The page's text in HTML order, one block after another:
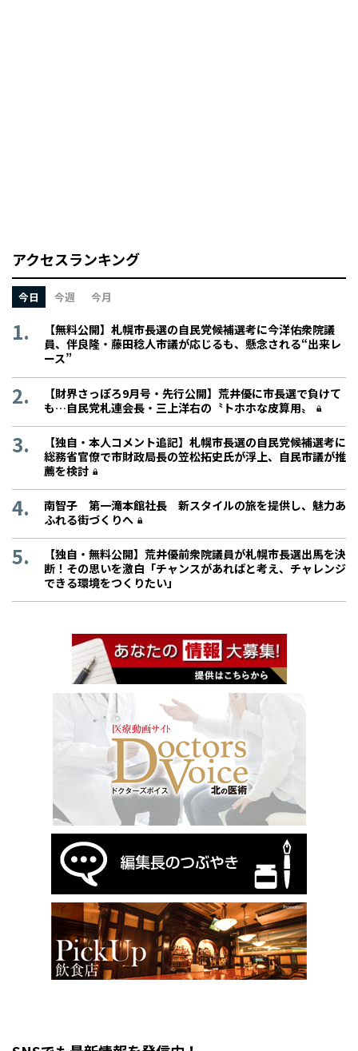
アクセスランキング
今日 今週 今月
【無料公開】札幌市長選の自民党候補選考に今洋佑衆院議
員、伴良隆・藤田稔人市議が応じるも、懸念される“出来レ
ース”
【財界さっぽろ9月号・先行公開】荒井優に市長選で負けて
も…自民党札連会長・三上洋右の〝トホホな皮算用〟
【独自・本人コメント追記】札幌市長選の自民党候補選考に
総務省官僚で市財政局長の笠松拓史氏が浮上、自民市議が推
薦を検討
南智子 第一滝本館社長 新スタイルの旅を提供し、魅力あ
ふれる街づくりへ
【独自・無料公開】荒井優前衆院議員が札幌市長選出馬を決
断！その思いを激白「チャンスがあればと考え、チャレンジ
できる環境をつくりたい」